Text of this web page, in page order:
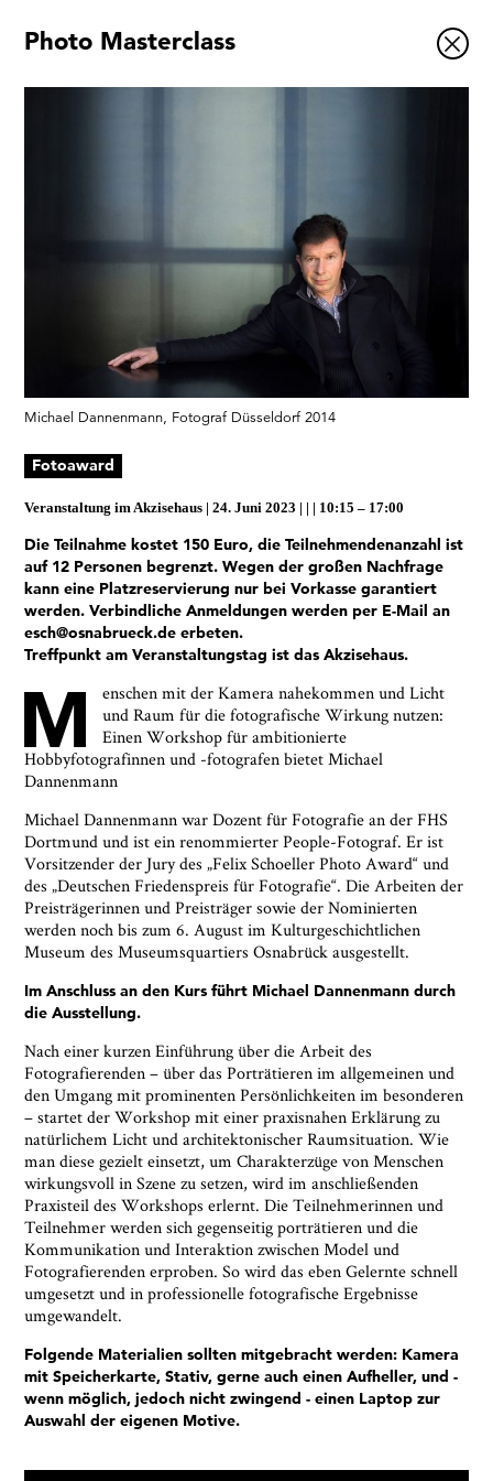
Photo Masterclass
Michael Dannenmann, Fotograf Düsseldorf 2014
Fotoaward
Veranstaltung imAkzisehaus 24. Juni 2023 10:15 – 17:00
Die Teilnahme kostet 150 Euro, die Teilnehmendenanzahl ist
auf 12 Personen begrenzt. Wegen der großen Nachfrage
kann eine Platzreservierung nur bei Vorkasse garantiert
werden. Verbindliche Anmeldungen werden per E-Mail an
esch@osnabrueck.de erbeten.
Treffpunkt am Veranstaltungstag ist das Akzisehaus.
M
enschen mit der Kamera nahekommen und Licht
und Raum für die fotografische Wirkung nutzen:
Einen Workshop für ambitionierte
Hobbyfotografinnen und -fotografen bietet Michael
Dannenmann
Michael Dannenmann war Dozent für Fotografie an der FHS
Dortmund und ist ein renommierter People-Fotograf. Er ist
Vorsitzender der Jury des „Felix Schoeller Photo Award“ und
des „Deutschen Friedenspreis für Fotografie“. Die Arbeiten der
Preisträgerinnen und Preisträger sowie der Nominierten
werden noch bis zum 6. August im Kulturgeschichtlichen
Museum des Museumsquartiers Osnabrück ausgestellt.
Im Anschluss an den Kurs führt Michael Dannenmann durch
die Ausstellung.
Nach einer kurzen Einführung über die Arbeit des
Fotografierenden – über das Porträtieren im allgemeinen und
den Umgang mit prominenten Persönlichkeiten im besonderen
– startet der Workshop mit einer praxisnahen Erklärung zu
natürlichem Licht und architektonischer Raumsituation. Wie
man diese gezielt einsetzt, um Charakterzüge von Menschen
wirkungsvoll in Szene zu setzen, wird im anschließenden
Praxisteil des Workshops erlernt. Die Teilnehmerinnen und
Teilnehmer werden sich gegenseitig porträtieren und die
Kommunikation und Interaktion zwischen Model und
Fotografierenden erproben. So wird das eben Gelernte schnell
umgesetzt und in professionelle fotografische Ergebnisse
umgewandelt.
Folgende Materialien sollten mitgebracht werden: Kamera
mit Speicherkarte, Stativ, gerne auch einen Aufheller, und -
wenn möglich, jedoch nicht zwingend - einen Laptop zur
Auswahl der eigenen Motive.
Kontakt
Schließen
Ja, ich bin damit einverstanden, dass das
angegebenen Informationen speichert, um mir den
Newsletter zusenden zu können. Ich kann diese
Zustimmung jederzeit widerrufen und die
Informationen aus den Systemen des
Museumsquartiers Osnabrück löschen lassen. Es
besteht ein Beschwerderecht bei einer
Aufsichtsbehörde für Datenschutz. Weitere
* notwendige Angaben